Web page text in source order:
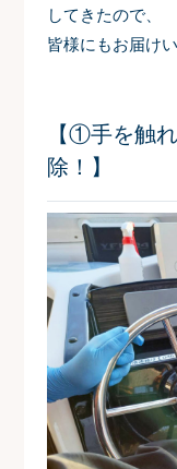
してきたので、
皆様にもお届け
【①手を触
除！】